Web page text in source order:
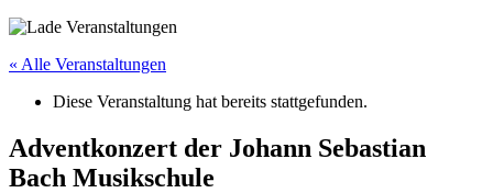
« Alle Veranstaltungen
Diese Veranstaltung hat bereits stattgefunden.
Adventkonzert der Johann Sebastian
Bach Musikschule